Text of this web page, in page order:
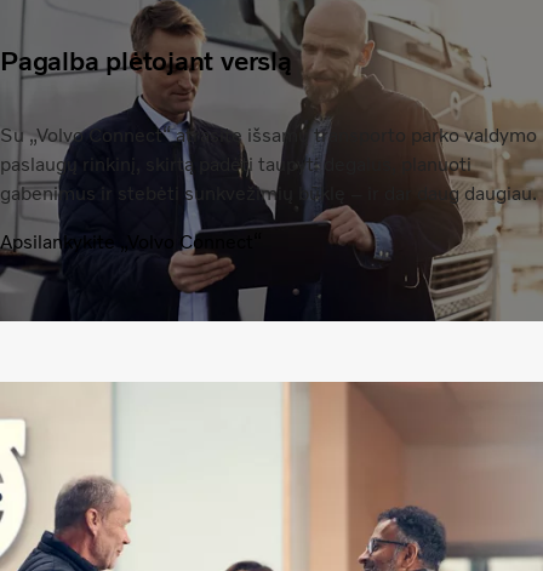
Pagalba plėtojant verslą
Su „Volvo Connect“ atrasite išsamų transporto parko valdymo
paslaugų rinkinį, skirtą padėti taupyti degalus, planuoti
gabenimus ir stebėti sunkvežimių būklę – ir dar daug daugiau.
Apsilankykite „Volvo Connect“